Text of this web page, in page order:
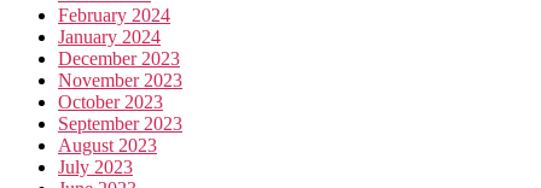
February 2024
January 2024
December 2023
November 2023
October 2023
September 2023
August 2023
July 2023